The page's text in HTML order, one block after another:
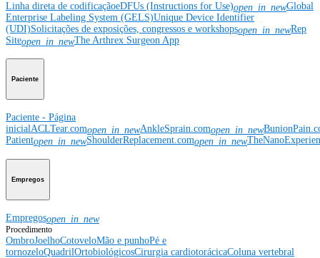
Linha direta de codificaçãoeDFUs (Instructions for Use)open_in_newGlobal
Enterprise Labeling System (GELS)Unique Device Identifier
(UDI)Solicitações de exposições, congressos e workshopsopen_in_newRep
Siteopen_in_newThe Arthrex Surgeon App
Paciente
Paciente - Página
inicialACLTear.comopen_in_newAnkleSprain.comopen_in_new
Patientopen_in_newShoulderReplacement.comopen_in_new
Empregos
Empregosopen_in_new
Procedimento
OmbroJoelhoCotoveloMão e punhoPé e
tornozeloQuadrilOrtobiológicosCirurgia cardiotorácicaColuna vertebral